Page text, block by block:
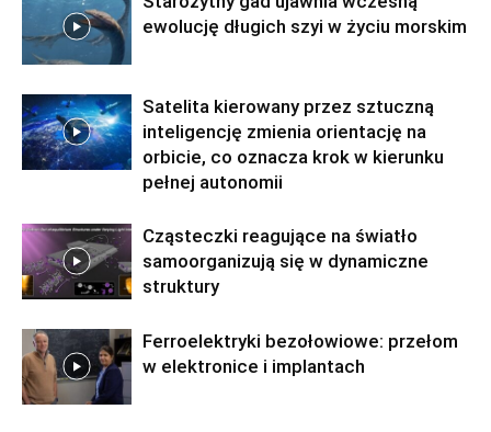
ewolucję długich szyi w życiu morskim
Satelita kierowany przez sztuczną
inteligencję zmienia orientację na
orbicie, co oznacza krok w kierunku
pełnej autonomii
Cząsteczki reagujące na światło
samoorganizują się w dynamiczne
struktury
Ferroelektryki bezołowiowe: przełom
w elektronice i implantach